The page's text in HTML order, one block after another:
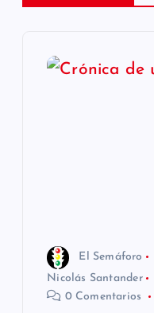
El Semáforo
Nicolás Santander
0 Comentarios